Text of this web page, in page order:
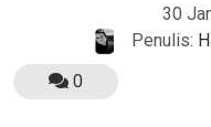
30
Penulis:
0